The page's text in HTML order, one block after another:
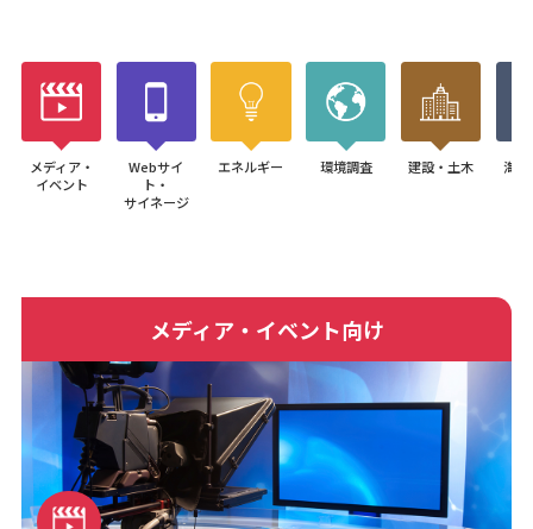
2022年
2021年
2020年
メッセージ
会社概要
日本気象の歴史
オフィス
環境・サステナビリティ
情報セキュリティ
メディア・
イベント
Webサイ
ト・
サイネージ
エネルギー 環境調査 建設・土木 海運
メディア・イベント向け